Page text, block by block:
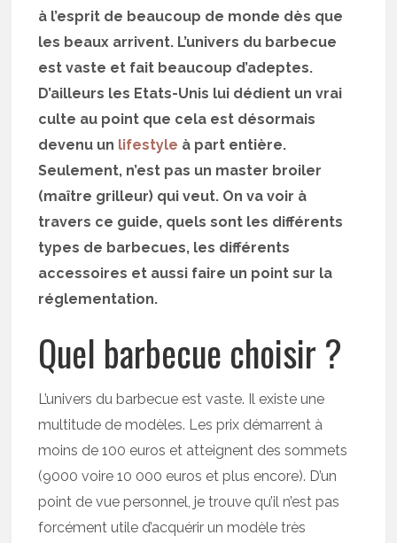
à l’esprit de beaucoup de monde dès que
les beaux arrivent. L’univers du barbecue
est vaste et fait beaucoup d’adeptes.
D’ailleurs les Etats-Unis lui dédient un vrai
culte au point que cela est désormais
devenu un lifestyle à part entière.
Seulement, n’est pas un master broiler
(maître grilleur) qui veut. On va voir à
travers ce guide, quels sont les différents
types de barbecues, les différents
accessoires et aussi faire un point sur la
réglementation.
Quel barbecue choisir ?
L’univers du barbecue est vaste. Il existe une
multitude de modèles. Les prix démarrent à
moins de 100 euros et atteignent des sommets
(9000 voire 10 000 euros et plus encore). D’un
point de vue personnel, je trouve qu’il n’est pas
forcément utile d’acquérir un modèle très